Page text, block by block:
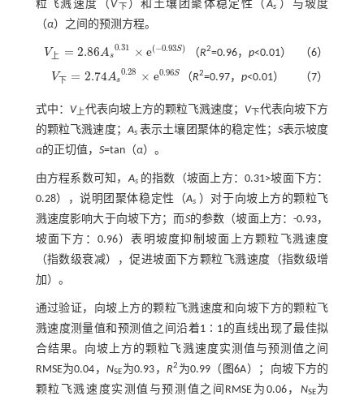
粒飞溅速度（ V 下 ）和土壤团聚体稳定性（As）与坡度
（α）之间的预测方程。
V 上 = 2.86A s
0.31 × e(−0.93S)
V上 =2.86As0.31 -0.93 （R2=0.96， p<0.01） （6）
V下 = 2.74As
0.28 × e0.96S
V 下 =2.74 As0.28 0.96S （R2=0.97，p<0.01） （7）
式中： V上代表向坡上方的颗粒飞溅速度； V 下代表向坡下方
的颗粒飞溅速度；As表示土壤团聚体的稳定性； S表示坡度
α的正切值， S=tan（α）。
由方程系数可知，As的指数（坡面上方：0.31>坡面下方：
0.28），说明团聚体稳定性（As ）对于向坡上方的颗粒飞
溅速度影响大于向坡下方；而S的参数（坡面上方：-0.93，
坡面下方：0.96）表明坡度抑制坡面上方颗粒飞溅速度
（指数级衰减），促进坡面下方颗粒飞溅速度（指数级增
加）。
通过验证，向坡上方的颗粒飞溅速度和向坡下方的颗粒飞
溅速度测量值和预测值之间沿着1∶1的直线出现了最佳拟
合结果。向坡上方的颗粒飞溅速度实测值与预测值之间
RMSE为0.04，NSE为0.93，R2 为0.99（ 图6A）；向坡下方的
颗粒飞溅速度实测值与预测值之间RMSE为0.06， NSE为